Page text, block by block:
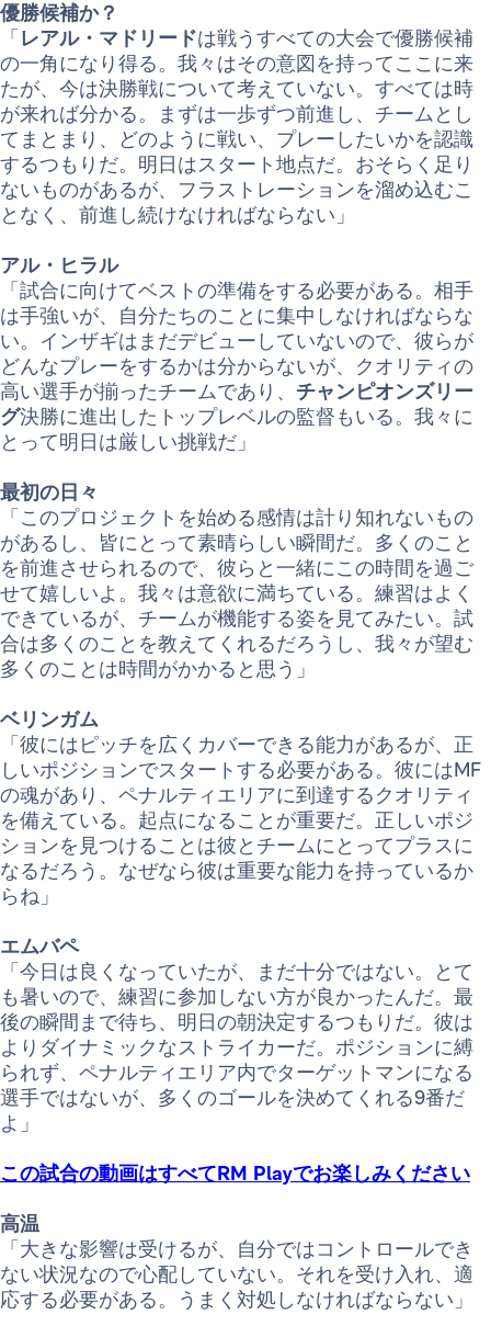
優勝候補か？
「 レアル・マドリードは戦うすべての大会で優勝候補
の一角になり得る。我々はその意図を持ってここに来
たが、今は決勝戦について考えていない。すべては時
が来れば分かる。まずは一歩ずつ前進し、チームとし
てまとまり、どのように戦い、プレーしたいかを認識
するつもりだ。明日はスタート地点だ。おそらく足り
ないものがあるが、フラストレーションを溜め込むこ
となく、前進し続けなければならない」
アル・ヒラル
「試合に向けてベストの準備をする必要がある。相手
は手強いが、自分たちのことに集中しなければならな
い。インザギはまだデビューしていないので、彼らが
どんなプレーをするかは分からないが、クオリティの
高い選手が揃ったチームであり、 チャンピオンズリー
グ決勝に進出したトップレベルの監督もいる。我々に
とって明日は厳しい挑戦だ」
最初の日々
「このプロジェクトを始める感情は計り知れないもの
があるし、皆にとって素晴らしい瞬間だ。多くのこと
を前進させられるので、彼らと一緒にこの時間を過ご
せて嬉しいよ。我々は意欲に満ちている。練習はよく
できているが、チームが機能する姿を見てみたい。試
合は多くのことを教えてくれるだろうし、我々が望む
多くのことは時間がかかると思う」
ベリンガム
「彼にはピッチを広くカバーできる能力があるが、正
しいポジションでスタートする必要がある。彼にはMF
の魂があり、ペナルティエリアに到達するクオリティ
を備えている。起点になることが重要だ。正しいポジ
ションを見つけることは彼とチームにとってプラスに
なるだろう。なぜなら彼は重要な能力を持っているか
らね」
エムバペ
「今日は良くなっていたが、まだ十分ではない。とて
も暑いので、練習に参加しない方が良かったんだ。最
後の瞬間まで待ち、明日の朝決定するつもりだ。彼は
よりダイナミックなストライカーだ。ポジションに縛
られず、ペナルティエリア内でターゲットマンになる
選手ではないが、多くのゴールを決めてくれる9番だ
よ」
この試合の動画はすべてRM Playでお楽しみください
高温
「大きな影響は受けるが、自分ではコントロールでき
ない状況なので心配していない。それを受け入れ、適
応する必要がある。うまく対処しなければならない」